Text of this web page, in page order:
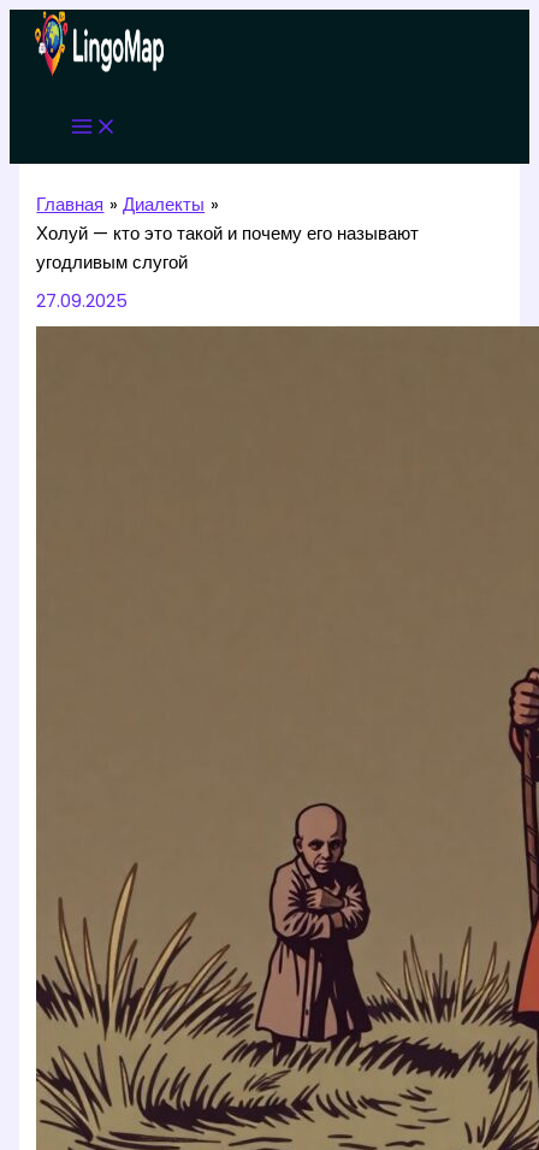
Перейти
содержимому
Главная
Диалекты
Холуй — кто это такой и почему его называют
угодливым слугой
27.09.2025